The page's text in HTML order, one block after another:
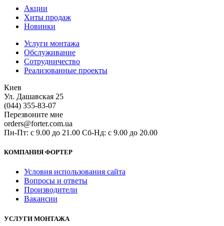
Акции
Хиты продаж
Новинки
Услуги монтажа
Обслуживание
Сотрудничество
Реализованные проекты
Киев
Ул. Дашавская 25
(044) 355-83-07
Перезвоните мне
orders@forter.com.ua
Пн-Пт: с 9.00 до 21.00 Сб-Нд: с 9.00 до 20.00
КОМПАНИЯ ФОРТЕР
Условия использования сайта
Вопросы и ответы
Производители
Вакансии
УСЛУГИ МОНТАЖА